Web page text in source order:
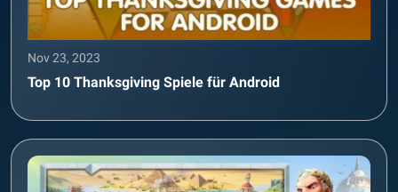
Nov 23, 2023
Top 10 Thanksgiving Spiele für Android